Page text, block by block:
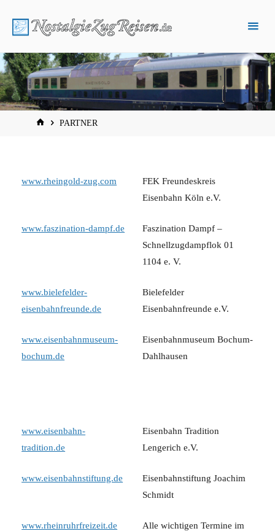
Inhalt
START
PARTNER
www.rheingold-zug.com
FEK Freundeskreis
Eisenbahn Köln e.V.
www.faszination-dampf.de
Faszination Dampf –
Schnellzugdampflok 01
1104 e. V.
www.bielefelder-
eisenbahnfreunde.de
Bielefelder
Eisenbahnfreunde e.V.
www.eisenbahnmuseum-
bochum.de
Eisenbahnmuseum Bochum-
Dahlhausen
www.eisenbahn-
tradition.de
Eisenbahn Tradition
Lengerich e.V.
www.eisenbahnstiftung.de
Eisenbahnstiftung Joachim
Schmidt
www.rheinruhrfreizeit.de
Alle wichtigen Termine im